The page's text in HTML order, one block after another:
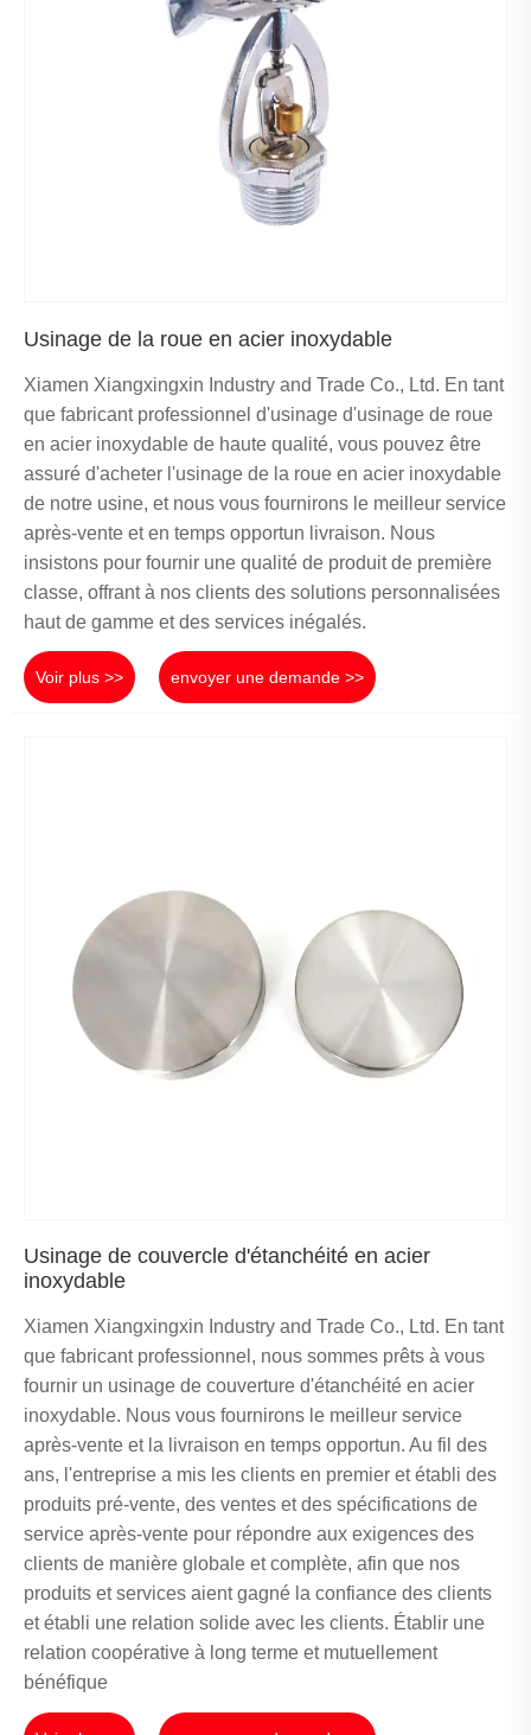
Usinage de la roue en acier inoxydable
Xiamen Xiangxingxin Industry and Trade Co., Ltd. En tant
que fabricant professionnel d'usinage d'usinage de roue
en acier inoxydable de haute qualité, vous pouvez être
assuré d'acheter l'usinage de la roue en acier inoxydable
de notre usine, et nous vous fournirons le meilleur service
après-vente et en temps opportun livraison. Nous
insistons pour fournir une qualité de produit de première
classe, offrant à nos clients des solutions personnalisées
haut de gamme et des services inégalés.
Voir plus >> envoyer une demande >>
Usinage de couvercle d'étanchéité en acier
inoxydable
Xiamen Xiangxingxin Industry and Trade Co., Ltd. En tant
que fabricant professionnel, nous sommes prêts à vous
fournir un usinage de couverture d'étanchéité en acier
inoxydable. Nous vous fournirons le meilleur service
après-vente et la livraison en temps opportun. Au fil des
ans, l'entreprise a mis les clients en premier et établi des
produits pré-vente, des ventes et des spécifications de
service après-vente pour répondre aux exigences des
clients de manière globale et complète, afin que nos
produits et services aient gagné la confiance des clients
et établi une relation solide avec les clients. Établir une
relation coopérative à long terme et mutuellement
bénéfique